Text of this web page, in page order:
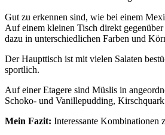
Gut zu erkennen sind, wie bei einem
Auf einem kleinen Tisch direkt
dazu in unterschiedlichen Farben und
Der Haupttisch ist mit vielen Salaten
sportlich.
Auf einer Etagere sind Müslis in
Schoko- und Vanillepudding,
Mein Fazit: Interessante Kombinationen